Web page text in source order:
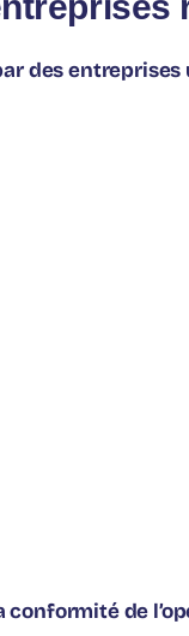
des
conformité de